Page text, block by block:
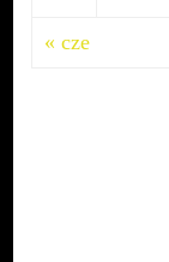
« cze